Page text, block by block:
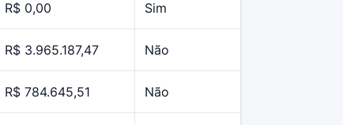
R$ 0,00 Sim
R$ 3.965.187,47 Não
R$ 784.645,51 Não